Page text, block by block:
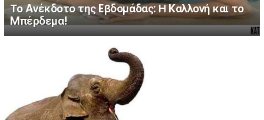
Το Aνέκδοτο της Eβδομάδας: Η Kαλλονή και το
Mπέρδεμα!